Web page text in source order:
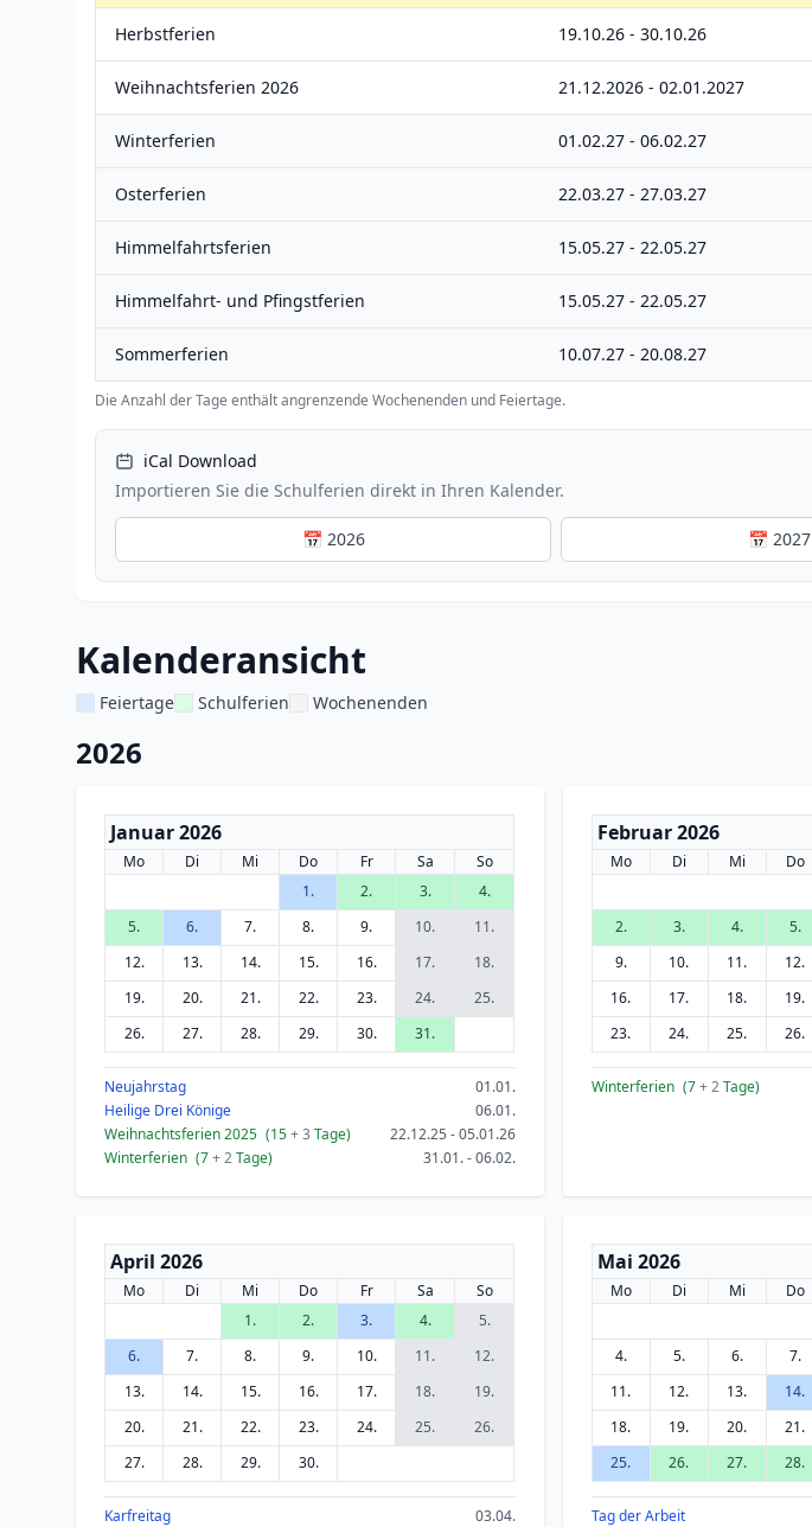
Herbstferien 19.10.26 - 30.10.26
Weihnachtsferien 2026 21.12.2026 - 02.01.2027
Winterferien 01.02.27 - 06.02.27
Osterferien 22.03.27 - 27.03.27
Himmelfahrtsferien 15.05.27 - 22.05.27
Himmelfahrt- und Pfingstferien 15.05.27 - 22.05.27
Sommerferien 10.07.27 - 20.08.27
Die Anzahl der Tage enthält angrenzende Wochenenden und Feiertage.
iCal Download
Importieren Sie die Schulferien direkt in Ihren Kalender.
📅 2026 📅 2027
Kalenderansicht
Feiertage Schulferien Wochenenden
2026
Januar 2026
Mo Di Mi Do Fr Sa
So
1.
2. 3.
4.
5.
6. 7. 8. 9. 10.
11.
12.
13. 14. 15. 16. 17.
18.
19.
20. 21. 22. 23. 24.
25.
26.
27. 28. 29. 30. 31.
Neujahrstag
01.01.
Heilige Drei Könige
06.01.
Weihnachtsferien 2025 (15+ 3 Tage)
22.12.25 - 05.01.26
Winterferien (7+ 2Tage) 31.01. - 06.02.
Februar 2026
Mo Di Mi Do
2.
3. 4. 5.
9.
10. 11. 12.
16.
17. 18. 19.
23.
24. 25. 26.
Winterferien (7+ 2Tage)
April 2026
Mo Di Mi Do Fr Sa
So
1.
2. 3. 4.
5.
6.
7. 8. 9. 10. 11.
12.
13.
14. 15. 16. 17. 18.
19.
20.
21. 22. 23. 24. 25.
26.
27.
28. 29. 30.
Karfreitag
03.04.
Mai 2026
Mo Di Mi Do
4.
5. 6. 7.
11.
12. 13. 14.
18.
19. 20. 21.
25.
26. 27. 28.
Tag der Arbeit